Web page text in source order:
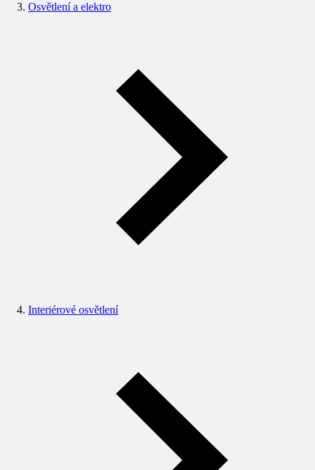
Osvětlení a elektro
Interiérové osvětlení